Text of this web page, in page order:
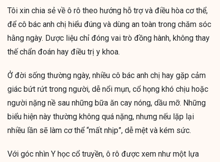
Tôi xin chia sẻ về ô rô theo hướng hỗ trợ và điều hòa cơ thể,
để cô bác anh chị hiểu đúng và dùng an toàn trong chăm sóc
hằng ngày. Dược liệu chỉ đóng vai trò đồng hành, không thay
thế chẩn đoán hay điều trị y khoa.
Ở đời sống thường ngày, nhiều cô bác anh chị hay gặp cảm
giác bứt rứt trong người, dễ nổi mụn, cổ họng khó chịu hoặc
người nặng nề sau những bữa ăn cay nóng, dầu mỡ. Những
biểu hiện này thường không quá nặng, nhưng nếu lặp lại
nhiều lần sẽ làm cơ thể “mất nhịp”, dễ mệt và kém sức.
Với góc nhìn Y học cổ truyền, ô rô được xem như một lựa